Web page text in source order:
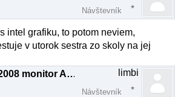
Návštevník
intel grafiku, to potom neviem,
v utorok sestra zo skoly na jej
Re: Mandriva 2008 monitor ACER x223w
limbi
Návštevník